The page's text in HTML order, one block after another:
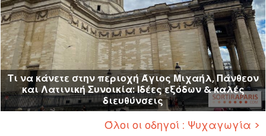
Τι να κάνετε στην περιοχή Άγιος Μιχαήλ, Πάνθεον
και Λατινική Συνοικία: Ιδέες εξόδων & καλές
διευθύνσεις
Όλοι οι οδηγοί : Ψυχαγωγία >